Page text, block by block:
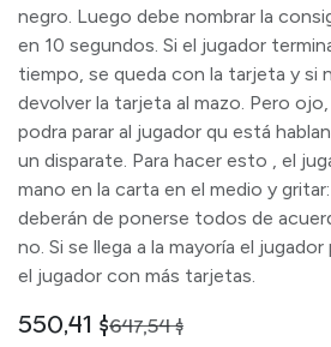
negro. Luego debe nombrar la
en 10 segundos. Si el jugador
tiempo, se queda con la tarjeta y si
devolver la tarjeta al mazo. Pero
podra parar al jugador qu está
un disparate. Para hacer esto , el
mano en la carta en el medio y gritar:
deberán de ponerse todos de
no. Si se llega a la mayoría el
el jugador con más tarjetas.
550,41 $647,54$